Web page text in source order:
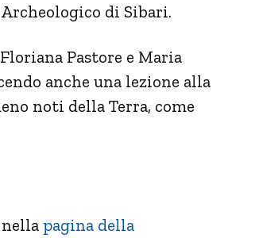
di Sibari.
Pastore e Maria
anche una lezione alla
noti della Terra, come
pagina della